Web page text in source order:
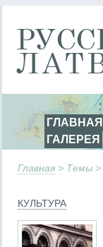
ГЛАВНАЯ
ГАЛЕРЕЯ
Главная > Темы >
КУЛЬТУРА